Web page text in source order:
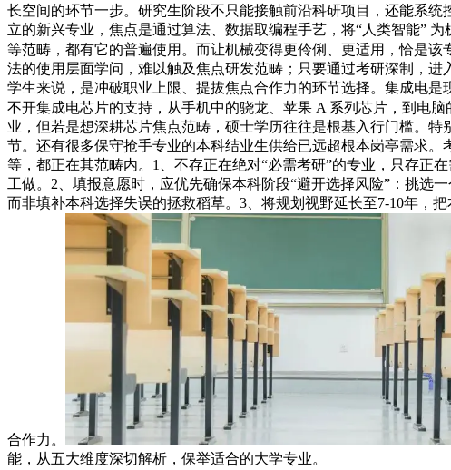
长空间的环节一步。研究生阶段不只能接触前沿科研项目，还能系
立的新兴专业，焦点是通过算法、数据取编程手艺，将“人类智能”
等范畴，都有它的普遍使用。而让机械变得更伶俐、更适用，恰是该
法的使用层面学问，难以触及焦点研发范畴；只要通过考研深制，
学生来说，是冲破职业上限、提拔焦点合作力的环节选择。集成电
不开集成电芯片的支持，从手机中的骁龙、苹果 A 系列芯片，到电
业，但若是想深耕芯片焦点范畴，硕士学历往往是根基入行门槛。
节。还有很多保守抢手专业的本科结业生供给已远超根本岗亭需求
等，都正在其范畴内。1、不存正在绝对“必需考研”的专业，只存正
工做。2、填报意愿时，应优先确保本科阶段“避开选择风险”：挑选
而非填补本科选择失误的拯救稻草。3、将规划视野延长至7-10年，
合作力。
能，从五大维度深切解析，保举适合的大学专业。